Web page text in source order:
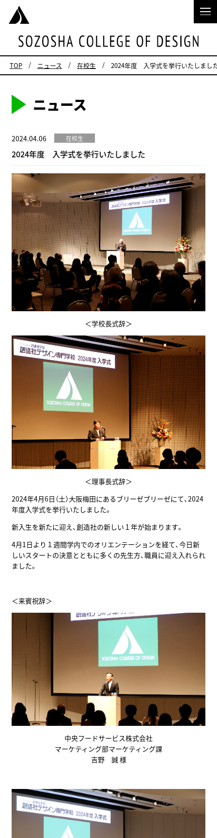
TOP ニュース 在校生 2024年度 入学式を挙行いたしまし
ニュース
2024.04.06 在校生
2024年度 入学式を挙行いたしました
＜学校長式辞＞
＜理事長式辞＞
2024年4月6日（土）大阪梅田にあるブリーゼブリーゼにて、2024
年度入学式を挙行いたしました。
新入生を新たに迎え、創造社の新しい１年が始まります。
4月1日より１週間学内でのオリエンテーションを経て、今日新
しいスタートの決意とともに多くの先生方、職員に迎え入れられ
ました。
＜来賓祝辞＞
中央フードサービス株式会社
マーケティング部マーケティング課
吉野 誠 様